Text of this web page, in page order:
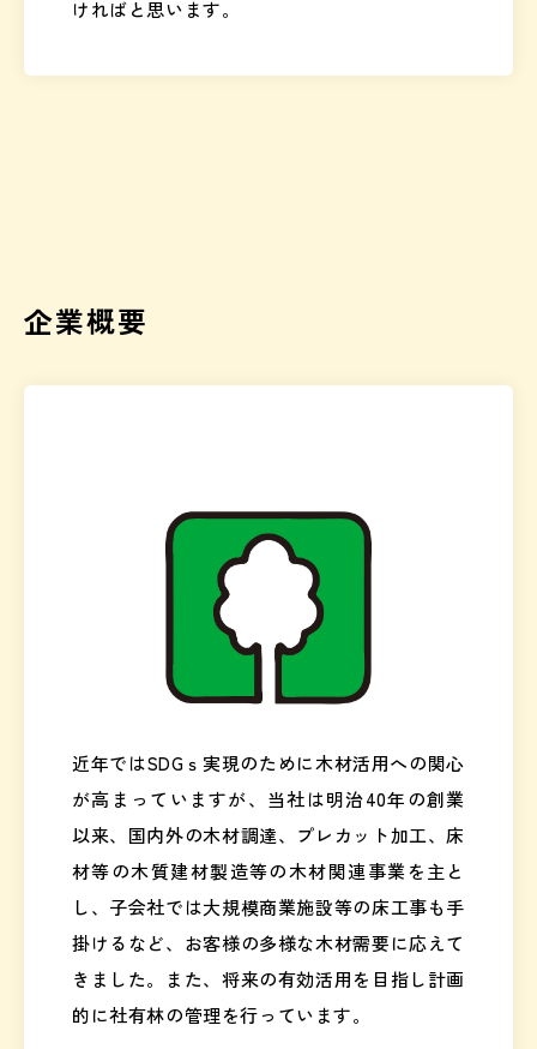
ければと思います。
企業概要
近年ではSDGｓ実現のために木材活用への関心
が高まっていますが、当社は明治40年の創業
以来、国内外の木材調達、プレカット加工、床
材等の木質建材製造等の木材関連事業を主と
し、子会社では大規模商業施設等の床工事も手
掛けるなど、お客様の多様な木材需要に応えて
きました。また、将来の有効活用を目指し計画
的に社有林の管理を行っています。